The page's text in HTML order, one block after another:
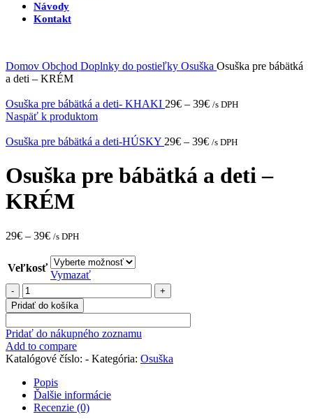
Návody
Kontakt
Domov Obchod Doplnky do postieľky Osuška Osuška pre bábätká
a deti – KRÉM
Osuška pre bábätká a deti- KHAKI 29€ – 39€ /s DPH
Naspäť k produktom
Osuška pre bábätká a deti-HÚSKY 29€ – 39€ /s DPH
Osuška pre bábätká a deti –
KRÉM
29€ – 39€ /s DPH
Veľkosť
Vymazať
množstvo
Osuška
pre
bábätká
a
deti
-
KRÉM
Pridať do košíka
Pridať do nákupného zoznamu
Add to compare
Katalógové číslo: - Kategória: Osuška
Popis
Ďalšie informácie
Recenzie (0)